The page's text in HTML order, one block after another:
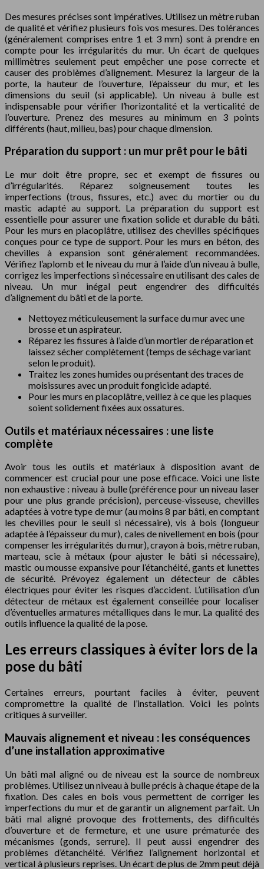
Des mesures précises sont impératives. Utilisez un mètre ruban
de qualité et vérifiez plusieurs fois vos mesures. Des tolérances
(généralement comprises entre 1 et 3 mm) sont à prendre en
compte pour les irrégularités du mur. Un écart de quelques
millimètres seulement peut empêcher une pose correcte et
causer des problèmes d’alignement. Mesurez la largeur de la
porte, la hauteur de l’ouverture, l’épaisseur du mur, et les
dimensions du seuil (si applicable). Un niveau à bulle est
indispensable pour vérifier l’horizontalité et la verticalité de
l’ouverture. Prenez des mesures au minimum en 3 points
différents (haut, milieu, bas) pour chaque dimension.
Préparation du support : un mur prêt pour le bâti
Le mur doit être propre, sec et exempt de fissures ou
d’irrégularités. Réparez soigneusement toutes les
imperfections (trous, fissures, etc.) avec du mortier ou du
mastic adapté au support. La préparation du support est
essentielle pour assurer une fixation solide et durable du bâti.
Pour les murs en placoplâtre, utilisez des chevilles spécifiques
conçues pour ce type de support. Pour les murs en béton, des
chevilles à expansion sont généralement recommandées.
Vérifiez l’aplomb et le niveau du mur à l’aide d’un niveau à bulle,
corrigez les imperfections si nécessaire en utilisant des cales de
niveau. Un mur inégal peut engendrer des difficultés
d’alignement du bâti et de la porte.
Nettoyez méticuleusement la surface du mur avec une
brosse et un aspirateur.
Réparez les fissures à l’aide d’un mortier de réparation et
laissez sécher complètement (temps de séchage variant
selon le produit).
Traitez les zones humides ou présentant des traces de
moisissures avec un produit fongicide adapté.
Pour les murs en placoplâtre, veillez à ce que les plaques
soient solidement fixées aux ossatures.
Outils et matériaux nécessaires : une liste
complète
Avoir tous les outils et matériaux à disposition avant de
commencer est crucial pour une pose efficace. Voici une liste
non exhaustive : niveau à bulle (préférence pour un niveau laser
pour une plus grande précision), perceuse-visseuse, chevilles
adaptées à votre type de mur (au moins 8 par bâti, en comptant
les chevilles pour le seuil si nécessaire), vis à bois (longueur
adaptée à l’épaisseur du mur), cales de nivellement en bois (pour
compenser les irrégularités du mur), crayon à bois, mètre ruban,
marteau, scie à métaux (pour ajuster le bâti si nécessaire),
mastic ou mousse expansive pour l’étanchéité, gants et lunettes
de sécurité. Prévoyez également un détecteur de câbles
électriques pour éviter les risques d’accident. L’utilisation d’un
détecteur de métaux est également conseillée pour localiser
d’éventuelles armatures métalliques dans le mur. La qualité des
outils influence la qualité de la pose.
Les erreurs classiques à éviter lors de la
pose du bâti
Certaines erreurs, pourtant faciles à éviter, peuvent
compromettre la qualité de l’installation. Voici les points
critiques à surveiller.
Mauvais alignement et niveau : les conséquences
d’une installation approximative
Un bâti mal aligné ou de niveau est la source de nombreux
problèmes. Utilisez un niveau à bulle précis à chaque étape de la
fixation. Des cales en bois vous permettent de corriger les
imperfections du mur et de garantir un alignement parfait. Un
bâti mal aligné provoque des frottements, des difficultés
d’ouverture et de fermeture, et une usure prématurée des
mécanismes (gonds, serrure). Il peut aussi engendrer des
problèmes d’étanchéité. Vérifiez l’alignement horizontal et
vertical à plusieurs reprises. Un écart de plus de 2mm peut déjà